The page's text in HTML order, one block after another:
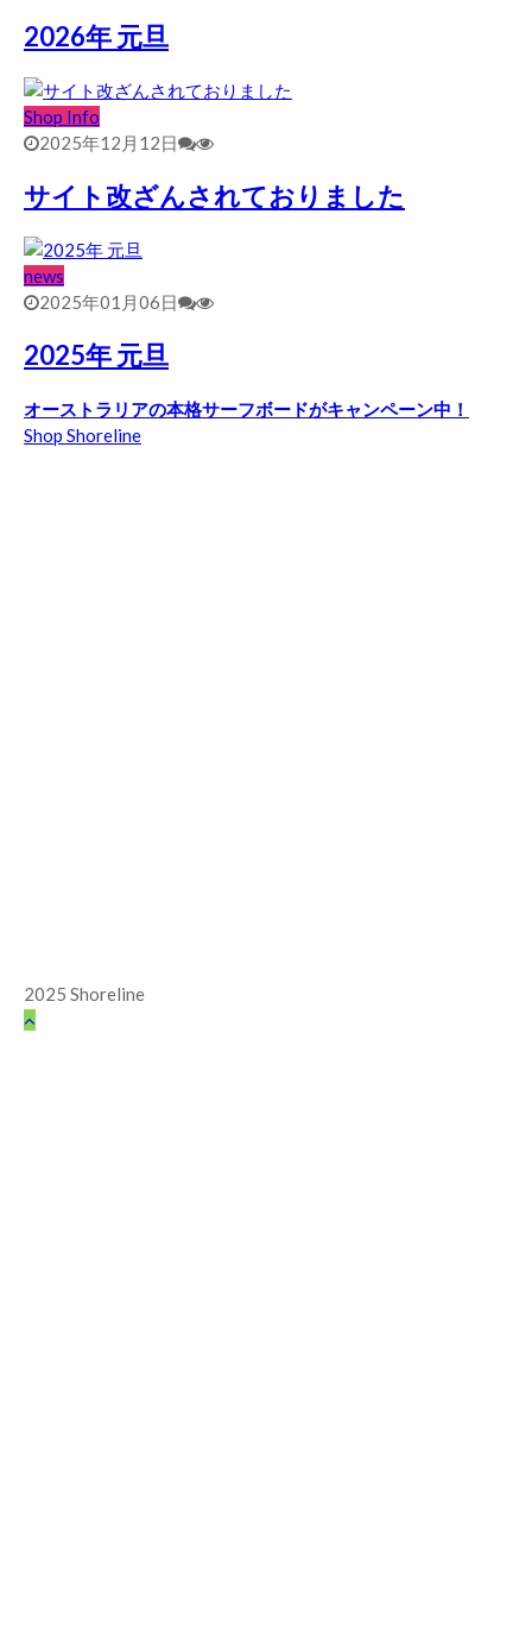
2026年 元旦
Shop Info
2025年12月12日
サイト改ざんされておりました
news
2025年01月06日
2025年 元旦
オーストラリアの本格サーフボードがキャンペーン中！
Shop Shoreline
2025 Shoreline